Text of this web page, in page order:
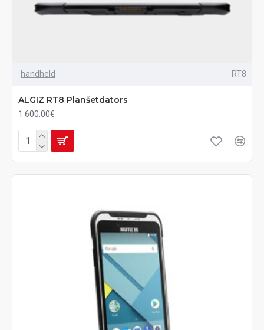
handheld RT8
ALGIZ RT8 Planšetdators
1 600.00€